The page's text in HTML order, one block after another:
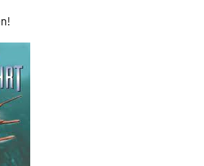
Story-Mission: Auftauchen der Bionten
die Missionen funktionieren
und Schwächen der Kampagne